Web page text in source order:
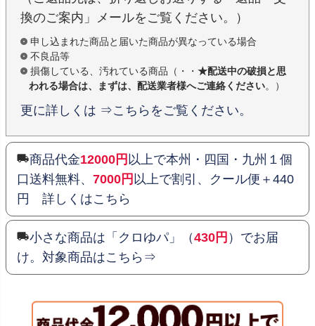
換のご案内」メールをご覧ください。）
申し込まれた商品と届いた商品が異なっている場合
不良品等
損傷している、汚れている商品（・・ ★配送中の破損と思
われる場合は、まずは、配送業者様へご連絡ください。）
更に詳しくは ⇒こちらをご覧ください。
商品代金12000円 以上で本州・四国・九州１個
口送料無料、 7000円 以上で割引、クール便＋440
円 詳しくはこちら
小さな商品は「クロゆパ」（430円 ）でお届
け。対象商品はこちら⇒